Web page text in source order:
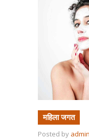
महिला जगत
Posted by admin